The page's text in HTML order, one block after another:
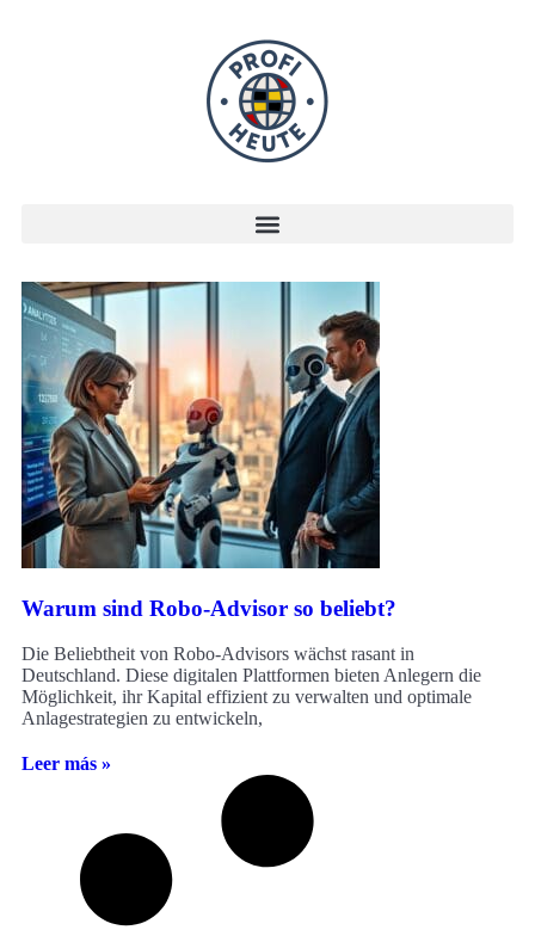
Warum sind Robo-Advisor so beliebt?
Die Beliebtheit von Robo-Advisors wächst rasant in
Deutschland. Diese digitalen Plattformen bieten Anlegern die
Möglichkeit, ihr Kapital effizient zu verwalten und optimale
Anlagestrategien zu entwickeln,
Leer más »